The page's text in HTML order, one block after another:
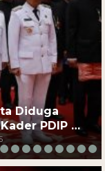
Diduga
PDIP …